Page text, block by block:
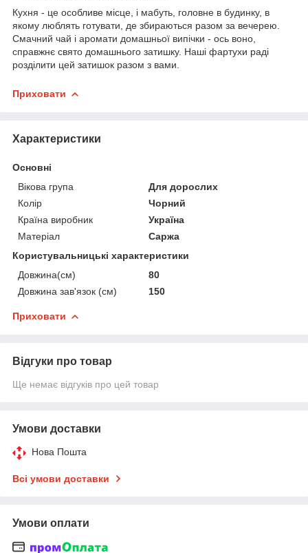
Кухня - це особливе місце, і мабуть, головне в будинку, в
якому люблять готувати, де збираються разом за вечерею.
Смачний чай і аромати домашньої випічки - ось воно,
справжнє свято домашнього затишку. Наші фартухи раді
розділити цей затишок разом з вами.
Приховати
Характеристики
Основні
Вікова група
Для дорослих
Колір
Чорний
Країна виробник
Україна
Матеріал
Саржа
Користувальницькі характеристики
Довжина(см)
80
Довжина зав'язок (см)
150
Приховати
Відгуки про товар
Ще немає відгуків про цей товар
Умови доставки
Нова Пошта
Всі умови доставки
Умови оплати